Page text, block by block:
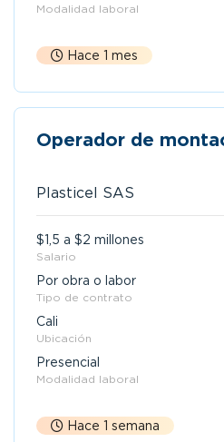
Modalidad laboral
Hace 1 mes
Operador de
Plasticel SAS
$1,5 a $2 millones
Salario
Por obra o labor
Tipo de contrato
Cali
Ubicación
Presencial
Modalidad laboral
Hace 1 semana